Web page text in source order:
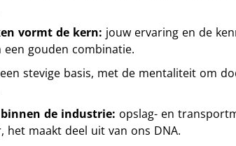
vormt de kern: jouw ervaring en de
een gouden combinatie.
een stevige basis, met de mentaliteit om
de industrie: opslag- en
het maakt deel uit van ons DNA.